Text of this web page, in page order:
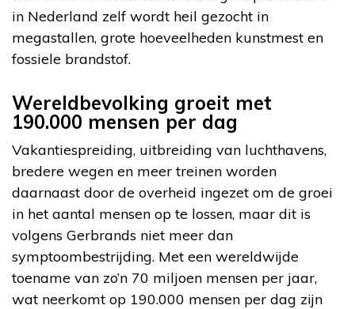
in Nederland zelf wordt heil gezocht in
megastallen, grote hoeveelheden kunstmest en
fossiele brandstof.
Wereldbevolking groeit met
190.000 mensen per dag
Vakantiespreiding, uitbreiding van luchthavens,
bredere wegen en meer treinen worden
daarnaast door de overheid ingezet om de groei
in het aantal mensen op te lossen, maar dit is
volgens Gerbrands niet meer dan
symptoombestrijding. Met een wereldwijde
toename van zo’n 70 miljoen mensen per jaar,
wat neerkomt op 190.000 mensen per dag zijn